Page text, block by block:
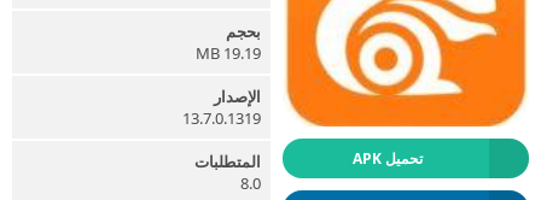
تحميل APK
بحجم
19.19 MB
الإصدار
13.7.0.1319
المتطلبات
8.0